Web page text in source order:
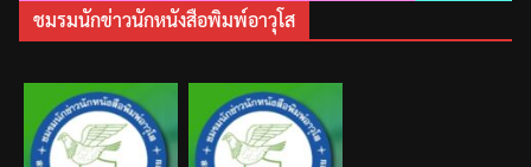
ชมรมนักข่าวนักหนังสือพิมพ์อาวุโส